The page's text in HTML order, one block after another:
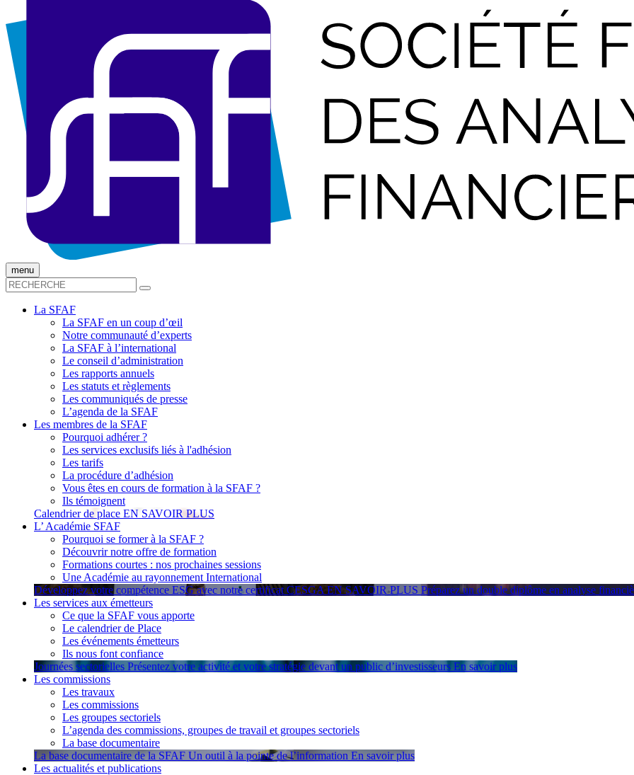
menu
La SFAF
La SFAF en un coup d’œil
Notre communauté d’experts
La SFAF à l’international
Le conseil d’administration
Les rapports annuels
Les statuts et règlements
Les communiqués de presse
L’agenda de la SFAF
Les membres de la SFAF
Pourquoi adhérer ?
Les services exclusifs liés à l'adhésion
Les tarifs
La procédure d’adhésion
Vous êtes en cours de formation à la SFAF ?
Ils témoignent
Calendrier de place EN SAVOIR PLUS
L’ Académie SFAF
Pourquoi se former à la SFAF ?
Découvrir notre offre de formation
Formations courtes : nos prochaines sessions
Une Académie au rayonnement International
Développez votre compétence ESG avec notre certificat CESGA EN SAVOIR PLUS Préparez un double diplôme en analyse
Les services aux émetteurs
Ce que la SFAF vous apporte
Le calendrier de Place
Les événements émetteurs
Ils nous font confiance
Journées sectorielles Présentez votre activité et votre stratégie devant un public d’investisseurs En savoir plus
Les commissions
Les travaux
Les commissions
Les groupes sectoriels
L’agenda des commissions, groupes de travail et groupes sectoriels
La base documentaire
La base documentaire de la SFAF Un outil à la pointe de l’information En savoir plus
Les actualités et publications